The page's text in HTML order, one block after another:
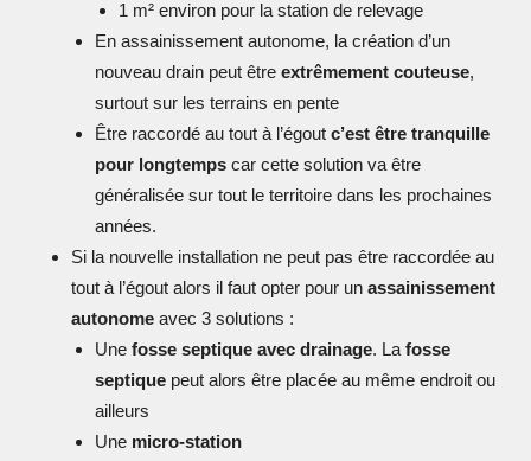
1 m² environ pour la station de relevage
En assainissement autonome, la création d’un
nouveau drain peut être extrêmement couteuse,
surtout sur les terrains en pente
Être raccordé au tout à l’égout c’est être tranquille
pour longtemps car cette solution va être
généralisée sur tout le territoire dans les prochaines
années.
Si la nouvelle installation ne peut pas être raccordée au
tout à l’égout alors il faut opter pour un assainissement
autonome avec 3 solutions :
Une fosse septique avec drainage. Lafosse
septique peut alors être placée au même endroit ou
ailleurs
Une micro-station